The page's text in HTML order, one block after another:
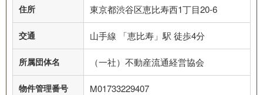
住所 東京都渋谷区恵比寿西1丁目20-6
交通 山手線 「恵比寿」駅 徒歩4分
所属団体名 （一社）不動産流通経営協会
物件管理番号 M01733229407